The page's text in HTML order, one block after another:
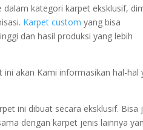
kategori karpet eksklusif,
Karpet custom yang bisa
dan hasil produksi yang lebih
akan Kami informasikan hal-hal
ini dibuat secara eksklusif. Bisa
dengan karpet jenis lainnya